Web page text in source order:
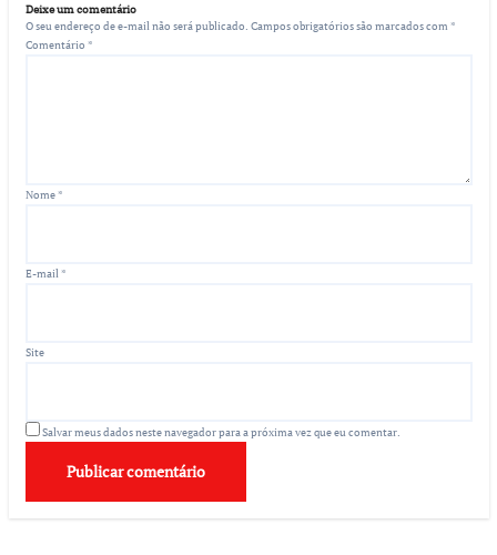
Deixe um comentário
O seu endereço de e-mail não será publicado. Campos obrigatórios são marcados com *
Comentário *
Nome*
E-mail*
Site
Salvar meus dados neste navegador para a próxima vez que eu comentar.